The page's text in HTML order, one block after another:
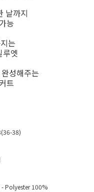
날까지
능
는
엣
성해주는
트
38)
Polyester 100%